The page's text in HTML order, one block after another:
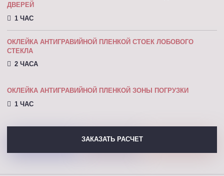
ДВЕРЕЙ
1 ЧАС
ОКЛЕЙКА АНТИГРАВИЙНОЙ ПЛЕНКОЙ СТОЕК ЛОБОВОГО
СТЕКЛА
2 ЧАСА
ОКЛЕЙКА АНТИГРАВИЙНОЙ ПЛЕНКОЙ ЗОНЫ ПОГРУЗКИ
1 ЧАС
ЗАКАЗАТЬ РАСЧЕТ